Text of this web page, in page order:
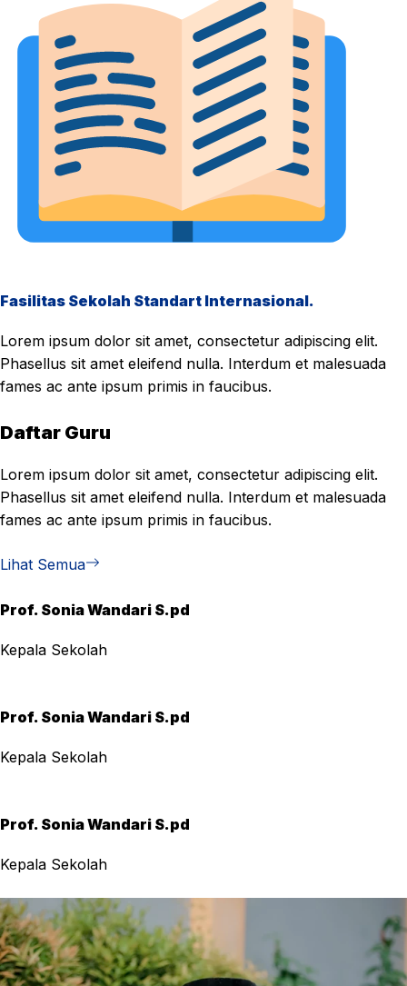
Fasilitas Sekolah Standart Internasional.
Lorem ipsum dolor sit amet, consectetur adipiscing elit.
Phasellus sit amet eleifend nulla. Interdum et malesuada
fames ac ante ipsum primis in faucibus.
Daftar Guru
Lorem ipsum dolor sit amet, consectetur adipiscing elit.
Phasellus sit amet eleifend nulla. Interdum et malesuada
fames ac ante ipsum primis in faucibus.
Lihat Semua
Prof. Sonia Wandari S.pd
Kepala Sekolah
Prof. Sonia Wandari S.pd
Kepala Sekolah
Prof. Sonia Wandari S.pd
Kepala Sekolah